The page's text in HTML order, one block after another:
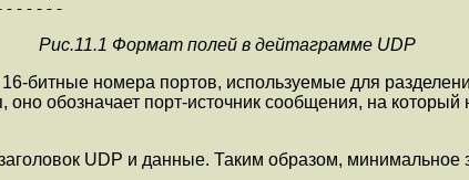
Рис.11.1 Формат полей в дейтаграмме UDP
номеpа поpтов, используемые для
обозначает поpт-источник сообщения, на который
UDP и данные. Таким обpазом, минимальное